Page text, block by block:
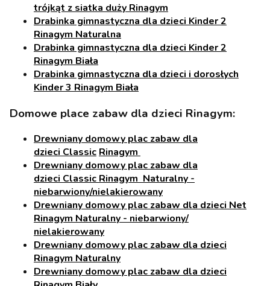
trójkąt z siatka duży Rinagym
Drabinka gimnastyczna dla dzieci Kinder 2
Rinagym Naturalna
Drabinka gimnastyczna dla dzieci Kinder 2
Rinagym Biała
Drabinka gimnastyczna dla dzieci i dorosłych
Kinder 3 Rinagym Biała
Domowe place zabaw dla dzieci Rinagym:
Drewniany domowy plac zabaw dla
dzieci Classic Rinagym
Drewniany domowy plac zabaw dla
dzieci Classic Rinagym Naturalny -
niebarwiony/nielakierowany
Drewniany domowy plac zabaw dla dzieci Net
Rinagym Naturalny - niebarwiony/
nielakierowany
Drewniany domowy plac zabaw dla dzieci
Rinagym Naturalny
Drewniany domowy plac zabaw dla dzieci